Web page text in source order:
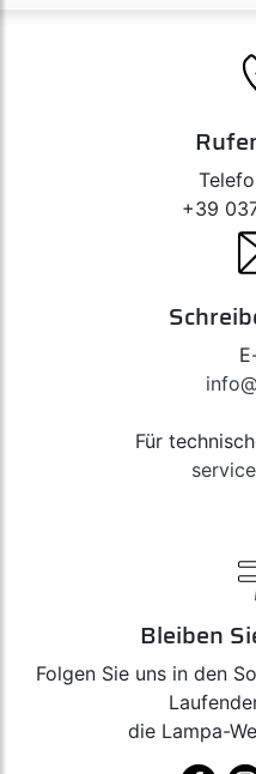
+39
Für
Bleiben
Folgen Sie uns in den
die Lampa-